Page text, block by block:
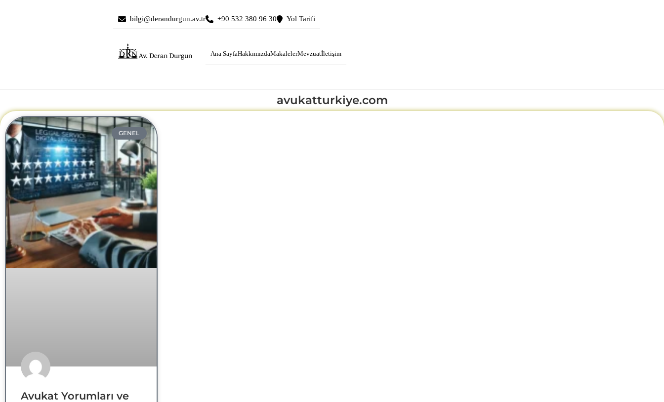
bilgi@derandurgun.av.tr +90 532 380 96 30 Yol Tarifi
Ana SayfaHakkımızdaMakalelerMevzuatİletişim
avukatturkiye.com
GENEL
Avukat Yorumları ve